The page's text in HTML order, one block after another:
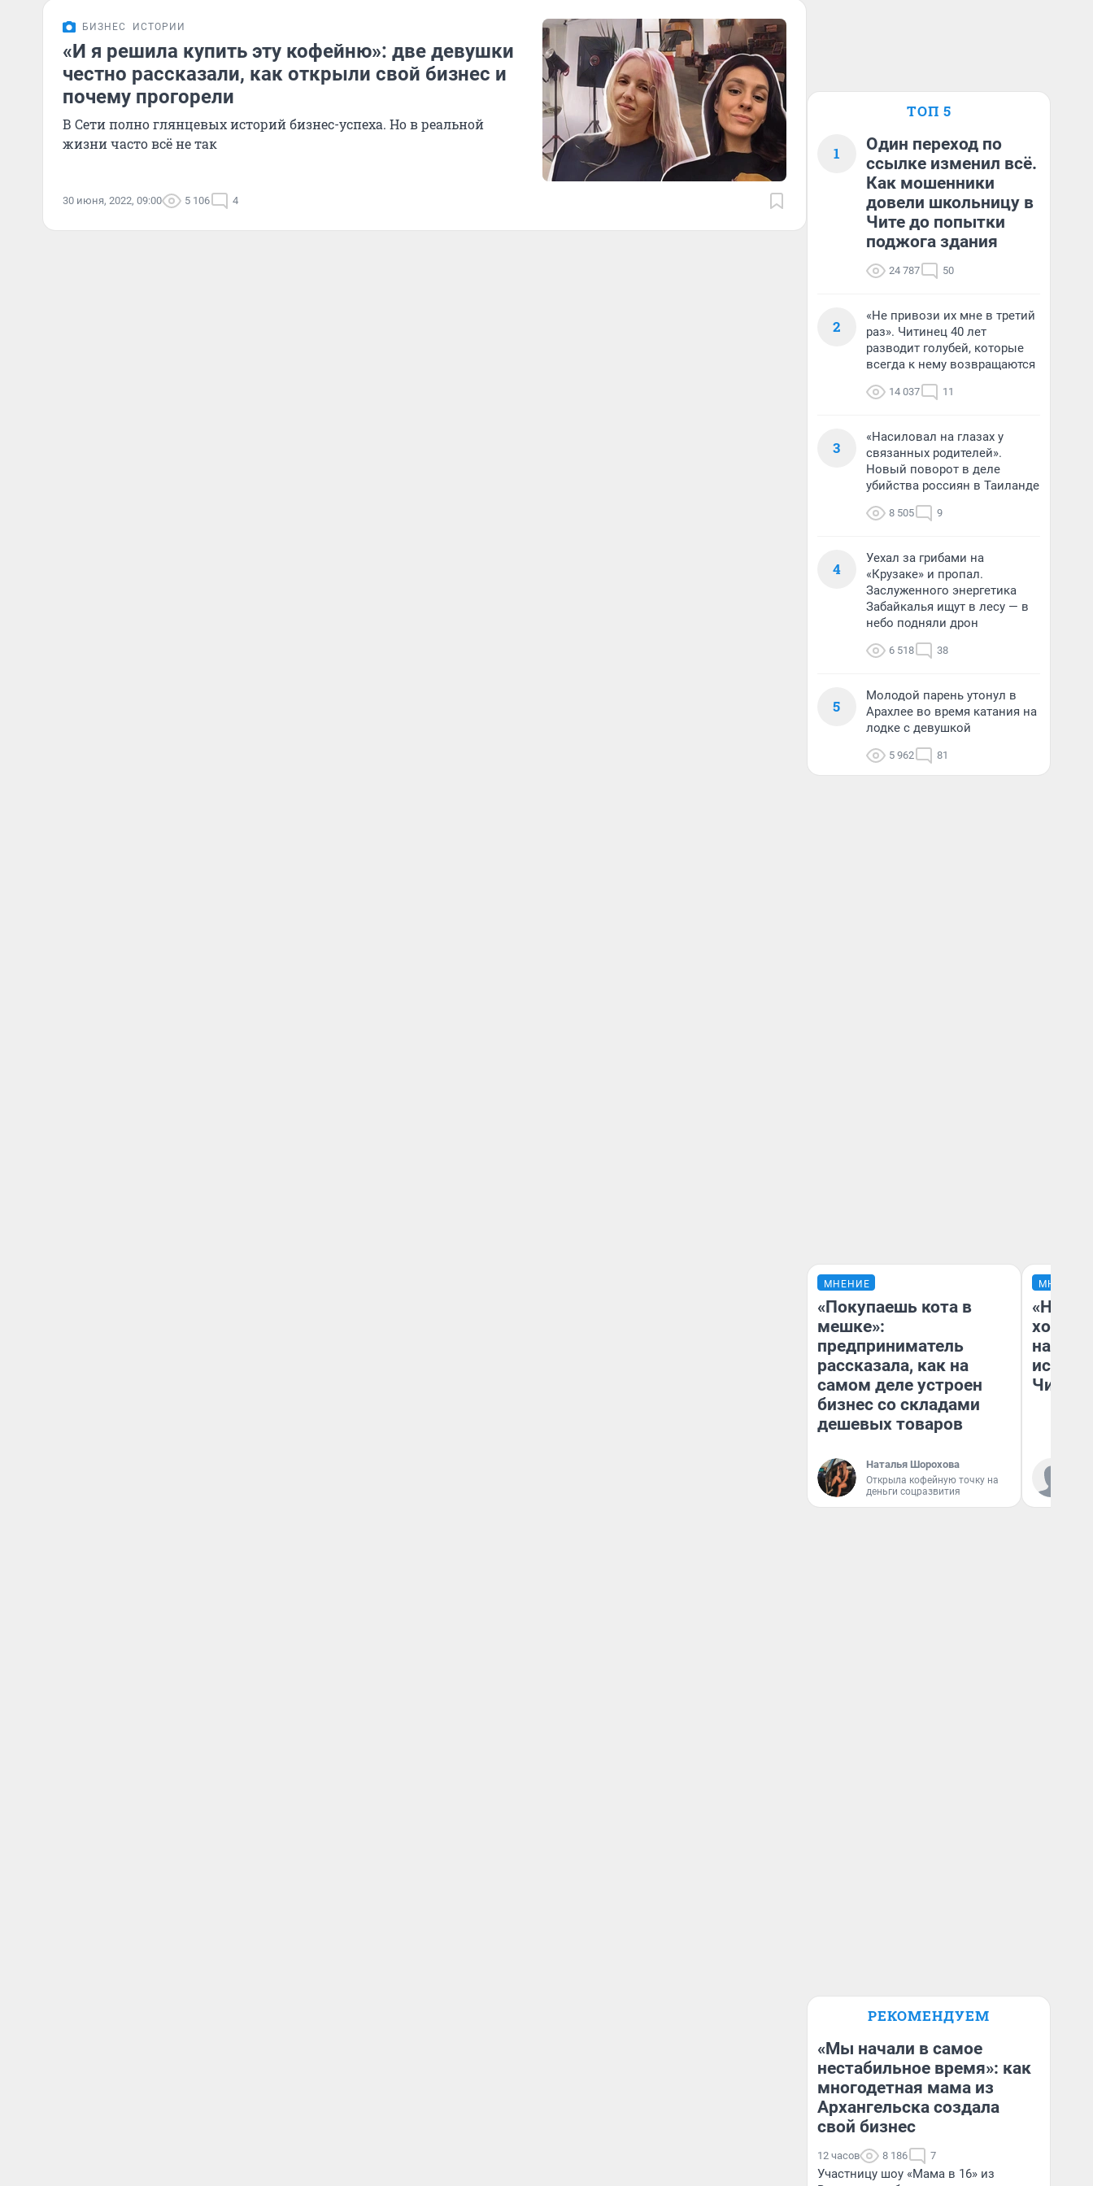
БИЗНЕС ИСТОРИИ
«И я решила купить эту кофейню»: две девушки
честно рассказали, как открыли свой бизнес и
почему прогорели
В Сети полно глянцевых историй бизнес-успеха. Но в реальной
жизни часто всё не так
30 июня, 2022, 09:00 5 106 4
ТОП 5
1
Один переход по
ссылке изменил всё.
Как мошенники
довели школьницу в
Чите до попытки
поджога здания
24 787 50
2
«Не привози их мне в третий
раз». Читинец 40 лет
разводит голубей, которые
всегда к нему возвращаются
14 037 11
3
«Насиловал на глазах у
связанных родителей».
Новый поворот в деле
убийства россиян в Таиланде
8 505 9
4
Уехал за грибами на
«Крузаке» и пропал.
Заслуженного энергетика
Забайкалья ищут в лесу — в
небо подняли дрон
6 518 38
5
Молодой парень утонул в
Арахлее во время катания на
лодке с девушкой
5 962 81
МНЕНИЕ
«Покупаешь кота в
мешке»:
предприниматель
рассказала, как на
самом деле устроен
бизнес со складами
дешевых товаров
Наталья Шорохова
Открыла кофейную точку на
деньги соцразвития
МНЕНИЕ
Читы
РЕКОМЕНДУЕМ
«Мы начали в самое
нестабильное время»: как
многодетная мама из
Архангельска создала
свой бизнес
12 часов 8 186 7
Участницу шоу «Мама в 16» из